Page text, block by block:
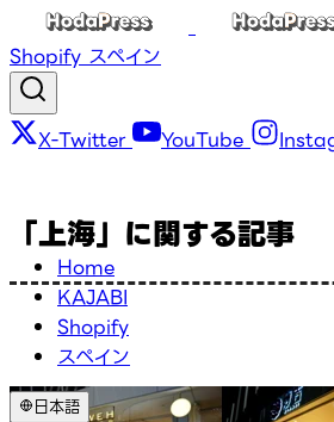
Shopify スペイン
X-Twitter YouTube
Home
KAJABI
Shopify
スペイン
日本語
「上海」に関する記事